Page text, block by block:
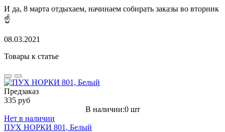
И да, 8 марта отдыхаем, начинаем собирать заказы во вторник
☝️
08.03.2021
Товары к статье
Предзаказ
335 руб
В наличии:0 шт
Нет в наличии
ПУХ НОРКИ 801, Белый